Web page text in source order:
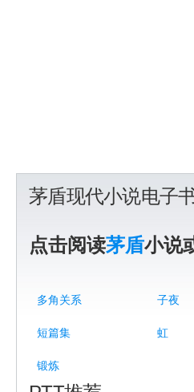
茅盾现代小说电子
点击阅读茅盾小说
多角关系 子夜
短篇集 虹
锻炼